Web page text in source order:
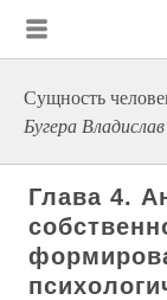
Сущность
Бугера
Глава 4.